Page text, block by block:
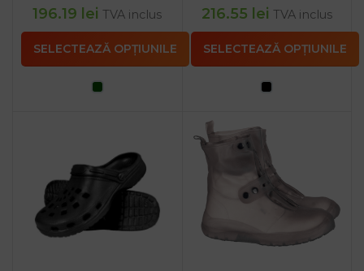
196.19 lei TVA inclus
SELECTEAZĂ OPȚIUNILE
216.55 lei TVA inclus
SELECTEAZĂ OPȚIUNILE